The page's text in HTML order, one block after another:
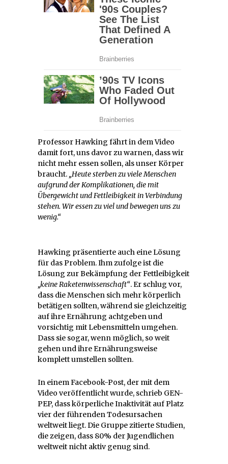
Professor Hawking fährt in dem Video
damit fort, uns davor zu warnen, dass wir
nicht mehr essen sollen, als unser Körper
braucht.„Heute sterben zu viele Menschen
aufgrund der Komplikationen, die mit
Übergewicht und Fettleibigkeit in Verbindung
stehen. Wir essen zu viel und bewegen uns zu
wenig.“
Hawking präsentierte auch eine Lösung
für das Problem. Ihm zufolge ist die
Lösung zur Bekämpfung der Fettleibigkeit
„keine Raketenwissenschaft“. Er schlug vor,
dass die Menschen sich mehr körperlich
betätigen sollten, während sie gleichzeitig
auf ihre Ernährung achtgeben und
vorsichtig mit Lebensmitteln umgehen.
Dass sie sogar, wenn möglich, so weit
gehen und ihre Ernährungsweise
komplett umstellen sollten.
In einem Facebook-Post, der mit dem
Video veröffentlicht wurde, schrieb GEN-
PEP, dass körperliche Inaktivität auf Platz
vier der führenden Todesursachen
weltweit liegt. Die Gruppe zitierte Studien,
die zeigen, dass 80% der Jugendlichen
weltweit nicht aktiv genug sind.